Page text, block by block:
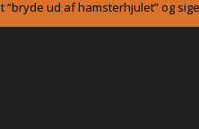
ud af hamsterhjulet” og